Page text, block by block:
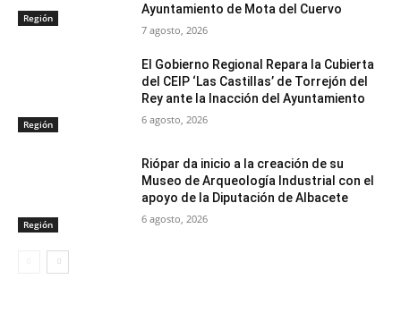
Región
Ayuntamiento de Mota del Cuervo
7 agosto, 2026
Región
El Gobierno Regional Repara la Cubierta
del CEIP ‘Las Castillas’ de Torrejón del
Rey ante la Inacción del Ayuntamiento
6 agosto, 2026
Región
Riópar da inicio a la creación de su
Museo de Arqueología Industrial con el
apoyo de la Diputación de Albacete
6 agosto, 2026